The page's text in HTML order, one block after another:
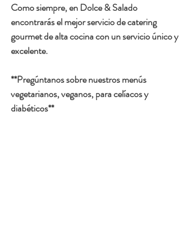
Como siempre, en Dolce & Salado
encontrarás el mejor servicio de catering
gourmet de alta cocina con un servicio único y
excelente.
**Pregúntanos sobre nuestros menús
vegetarianos, veganos, para celíacos y
diabéticos**